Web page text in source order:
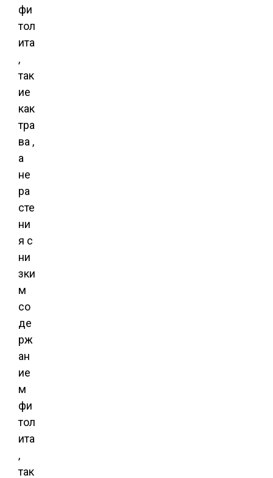
фи
тол
ита
,
так
ие
как
тра
ва ,
а
не
ра
сте
ни
я с
ни
зки
м
со
де
рж
ан
ие
м
фи
тол
ита
,
так